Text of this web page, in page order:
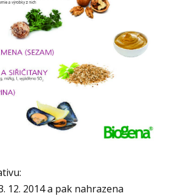
12. 2014 a pak nahrazena